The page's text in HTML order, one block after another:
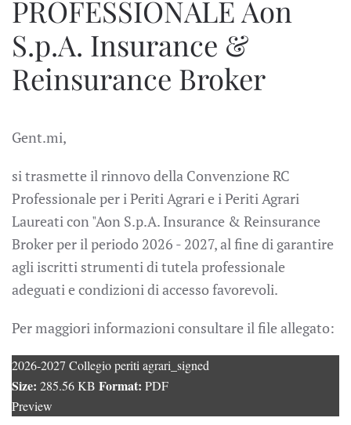
PROFESSIONALE Aon
S.p.A. Insurance &
Reinsurance Broker
Gent.mi,
si trasmette il rinnovo della Convenzione RC
Professionale per i Periti Agrari e i Periti Agrari
Laureati con "Aon S.p.A. Insurance & Reinsurance
Broker per il periodo 2026 - 2027, al fine di garantire
agli iscritti strumenti di tutela professionale
adeguati e condizioni di accesso favorevoli.
Per maggiori informazioni consultare il file allegato:
2026-2027 Collegio periti agrari_signed
Size: 285.56 KB Format: PDF
Preview